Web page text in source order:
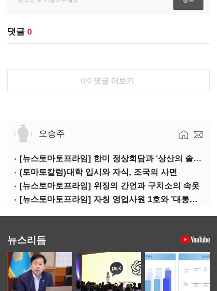
댓글 0
0/0 댓글 더보기
오승주
[뉴스토마토프라임] 한미 정상회담과 '상산의 솔연'
(토마토칼럼)대학 입시와 자식, 조국의 사면
[뉴스토마토프라임] 위징의 간언과 구치소의 속옷
[뉴스토마토프라임] 자칭 영업사원 1호와 '대통령 집무실 사우나'
뉴스리듬